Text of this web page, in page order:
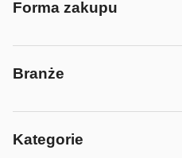
Forma zakupu
Branże
Kategorie